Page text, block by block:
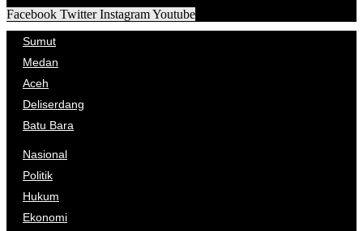
Facebook Twitter InstagramYoutube
Sumut
Medan
Aceh
Deliserdang
Batu Bara
Nasional
Politik
Hukum
Ekonomi